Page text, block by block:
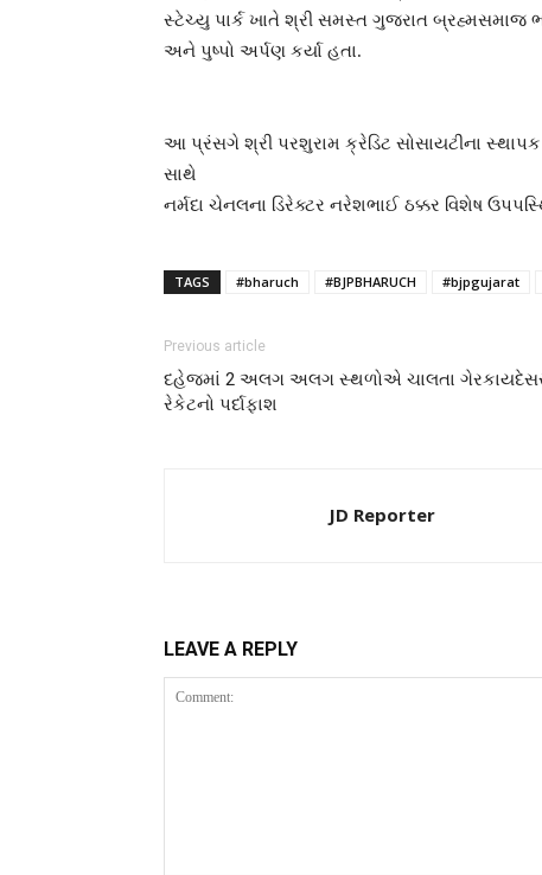
સ્ટેચ્યુ પાર્ક ખાતે શ્રી સમસ્ત ગુજરાત બ્રહ્મસમાજ
અને પુષ્પો અર્પણ કર્યા હતા.
આ પ્રંસગે શ્રી પરશુરામ ક્રેડિટ સોસાયટીના
સાથે
નર્મદા ચેનલના ડિરેક્ટર નરેશભાઈ ઠક્કર વિશેષ
TAGS #bharuch #BJPBHARUCH #bjpgujarat
Previous article
દહેજમાં 2 અલગ અલગ સ્થળોએ ચાલતા ગેરકાયદેસર
રેકેટનો પર્દાફાશ
JD Reporter
LEAVE A REPLY